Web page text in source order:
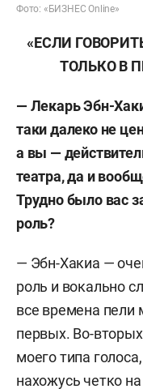
Фото: «БИЗНЕС Online»
«ЕСЛИ
ТОЛЬКО В
— Лекарь Эбн-
таки далеко не
а вы —
театра, да и
Трудно было вас
роль?
— Эбн-Хакиа —
роль и вокально
все времена пели
первых. Во-
моего типа
нахожусь четко